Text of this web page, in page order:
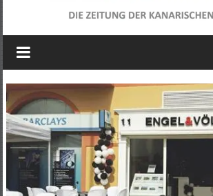
Wochenblatt
die
der
Kanarischen
Inseln